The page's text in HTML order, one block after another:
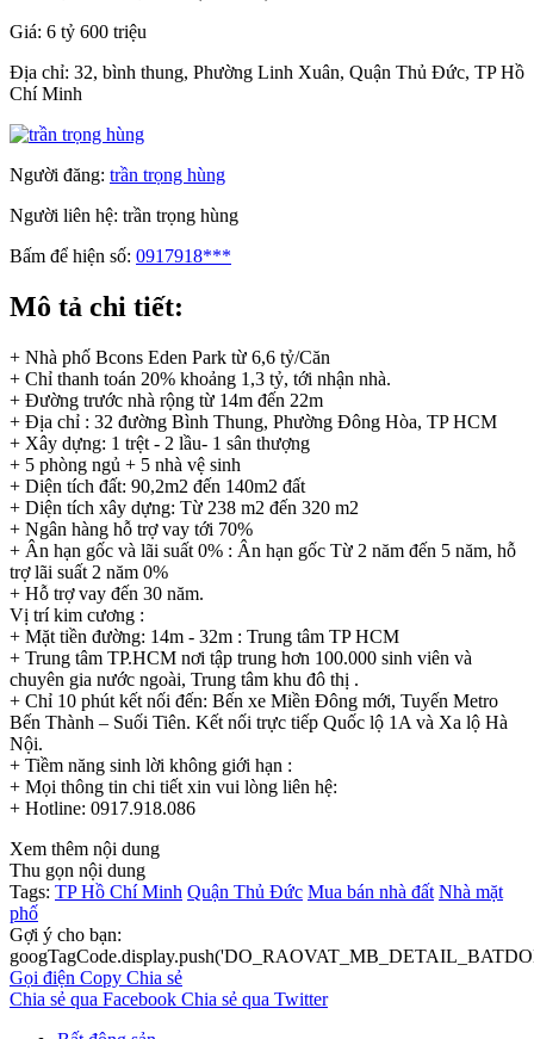
Giá: 6 tỷ 600 triệu
Địa chỉ: 32, bình thung, Phường Linh Xuân, Quận Thủ Đức, TP Hồ
Chí Minh
Người đăng: trần trọng hùng
Người liên hệ: trần trọng hùng
Bấm để hiện số: 0917918***
Mô tả chi tiết:
+ Nhà phố Bcons Eden Park từ 6,6 tỷ/Căn
+ Chỉ thanh toán 20% khoảng 1,3 tỷ, tới nhận nhà.
+ Đường trước nhà rộng từ 14m đến 22m
+ Địa chỉ : 32 đường Bình Thung, Phường Đông Hòa, TP HCM
+ Xây dựng: 1 trệt - 2 lầu- 1 sân thượng
+ 5 phòng ngủ + 5 nhà vệ sinh
+ Diện tích đất: 90,2m2 đến 140m2 đất
+ Diện tích xây dựng: Từ 238 m2 đến 320 m2
+ Ngân hàng hỗ trợ vay tới 70%
+ Ân hạn gốc và lãi suất 0% : Ân hạn gốc Từ 2 năm đến 5 năm, hỗ
trợ lãi suất 2 năm 0%
+ Hỗ trợ vay đến 30 năm.
Vị trí kim cương :
+ Mặt tiền đường: 14m - 32m : Trung tâm TP HCM
+ Trung tâm TP.HCM nơi tập trung hơn 100.000 sinh viên và
chuyên gia nước ngoài, Trung tâm khu đô thị .
+ Chỉ 10 phút kết nối đến: Bến xe Miền Đông mới, Tuyến Metro
Bến Thành – Suối Tiên. Kết nối trực tiếp Quốc lộ 1A và Xa lộ Hà
Nội.
+ Tiềm năng sinh lời không giới hạn :
+ Mọi thông tin chi tiết xin vui lòng liên hệ:
+ Hotline: 0917.918.086
Xem thêm nội dung
Thu gọn nội dung
Tags: TP Hồ Chí Minh Quận Thủ Đức Mua bán nhà đất Nhà mặt
phố
Gợi ý cho bạn:
Gọi điện Copy Chia sẻ
Chia sẻ qua Facebook Chia sẻ qua Twitter